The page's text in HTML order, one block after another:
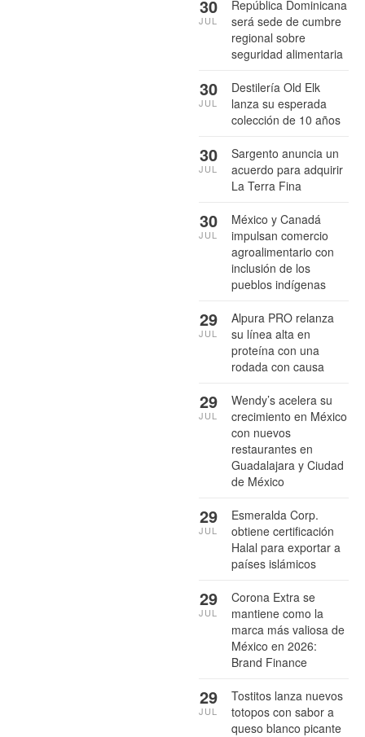
República Dominicana
será sede de cumbre
regional sobre
seguridad alimentaria
30
JUL
Destilería Old Elk
lanza su esperada
colección de 10 años
30
JUL
Sargento anuncia un
acuerdo para adquirir
La Terra Fina
30
JUL
México y Canadá
impulsan comercio
agroalimentario con
inclusión de los
pueblos indígenas
30
JUL
Alpura PRO relanza
su línea alta en
proteína con una
rodada con causa
29
JUL
Wendy’s acelera su
crecimiento en México
con nuevos
restaurantes en
Guadalajara y Ciudad
de México
29
JUL
Esmeralda Corp.
obtiene certificación
Halal para exportar a
países islámicos
29
JUL
Corona Extra se
mantiene como la
marca más valiosa de
México en 2026:
Brand Finance
29
JUL
Tostitos lanza nuevos
totopos con sabor a
queso blanco picante
29
JUL